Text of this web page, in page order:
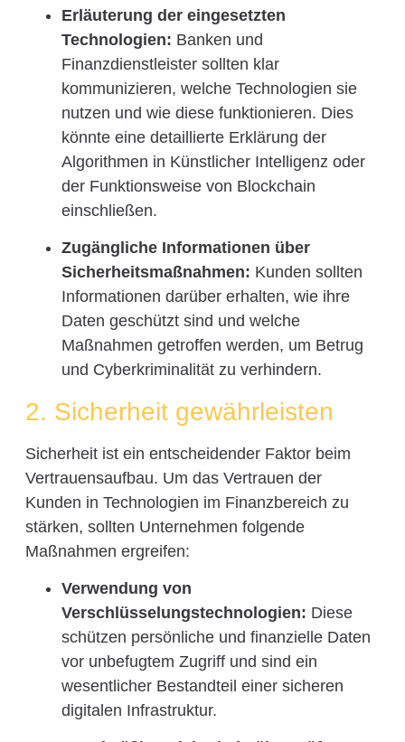
Erläuterung der eingesetzten
Technologien: Banken und
Finanzdienstleister sollten klar
kommunizieren, welche Technologien sie
nutzen und wie diese funktionieren. Dies
könnte eine detaillierte Erklärung der
Algorithmen in Künstlicher Intelligenz oder
der Funktionsweise von Blockchain
einschließen.
Zugängliche Informationen über
Sicherheitsmaßnahmen: Kunden sollten
Informationen darüber erhalten, wie ihre
Daten geschützt sind und welche
Maßnahmen getroffen werden, um Betrug
und Cyberkriminalität zu verhindern.
2. Sicherheit gewährleisten
Sicherheit ist ein entscheidender Faktor beim
Vertrauensaufbau. Um das Vertrauen der
Kunden in Technologien im Finanzbereich zu
stärken, sollten Unternehmen folgende
Maßnahmen ergreifen:
Verwendung von
Verschlüsselungstechnologien: Diese
schützen persönliche und finanzielle Daten
vor unbefugtem Zugriff und sind ein
wesentlicher Bestandteil einer sicheren
digitalen Infrastruktur.